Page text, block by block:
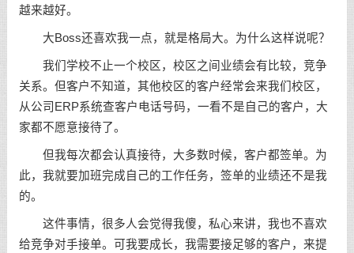
越来越好。
大Boss还喜欢我一点，就是格局大。为什么这样说呢？
我们学校不止一个校区，校区之间业绩会有比较，竞争
关系。但客户不知道，其他校区的客户经常会来我们校区，
从公司ERP系统查客户电话号码，一看不是自己的客户，大
家都不愿意接待了。
但我每次都会认真接待，大多数时候，客户都签单。为
此，我就要加班完成自己的工作任务，签单的业绩还不是我
的。
这件事情，很多人会觉得我傻，私心来讲，我也不喜欢
给竞争对手接单。可我要成长，我需要接足够的客户，来提